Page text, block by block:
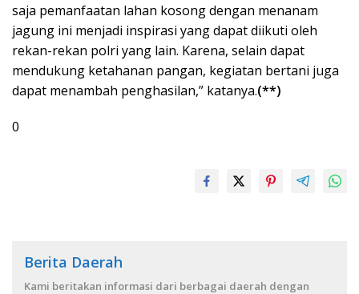
saja pemanfaatan lahan kosong dengan menanam
jagung ini menjadi inspirasi yang dapat diikuti oleh
rekan-rekan polri yang lain. Karena, selain dapat
mendukung ketahanan pangan, kegiatan bertani juga
dapat menambah penghasilan,” katanya.(**)
0
Berita Daerah
Kami beritakan informasi dari berbagai daerah dengan